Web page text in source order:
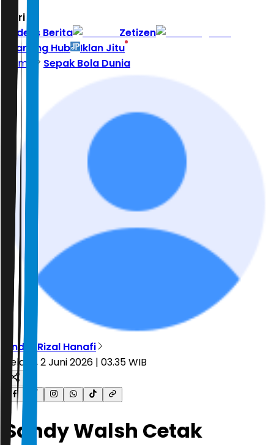
Hari ini
Indeks Berita
Zetizen
Learning Hub
Iklan Jitu
Home
Sepak Bola Dunia
Andre Rizal Hanafi
Selasa, 2 Juni 2026 | 03.35 WIB
Sandy Walsh Cetak